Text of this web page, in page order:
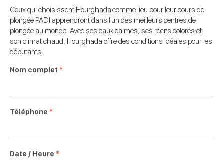
Ceux qui choisissent Hourghada comme lieu pour leur cours de
plongée PADI apprendront dans l'un des meilleurs centres de
plongée au monde. Avec ses eaux calmes, ses récifs colorés et
son climat chaud, Hourghada offre des conditions idéales pour les
débutants.
Nom complet *
Téléphone *
Date / Heure *